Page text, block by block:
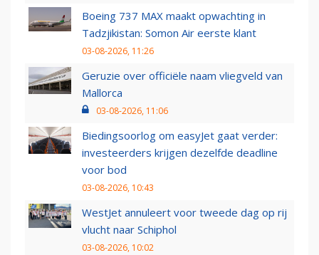
Boeing 737 MAX maakt opwachting in
Tadzjikistan: Somon Air eerste klant
03-08-2026, 11:26
Geruzie over officiële naam vliegveld van
Mallorca
03-08-2026, 11:06
Biedingsoorlog om easyJet gaat verder:
investeerders krijgen dezelfde deadline
voor bod
03-08-2026, 10:43
WestJet annuleert voor tweede dag op rij
vlucht naar Schiphol
03-08-2026, 10:02